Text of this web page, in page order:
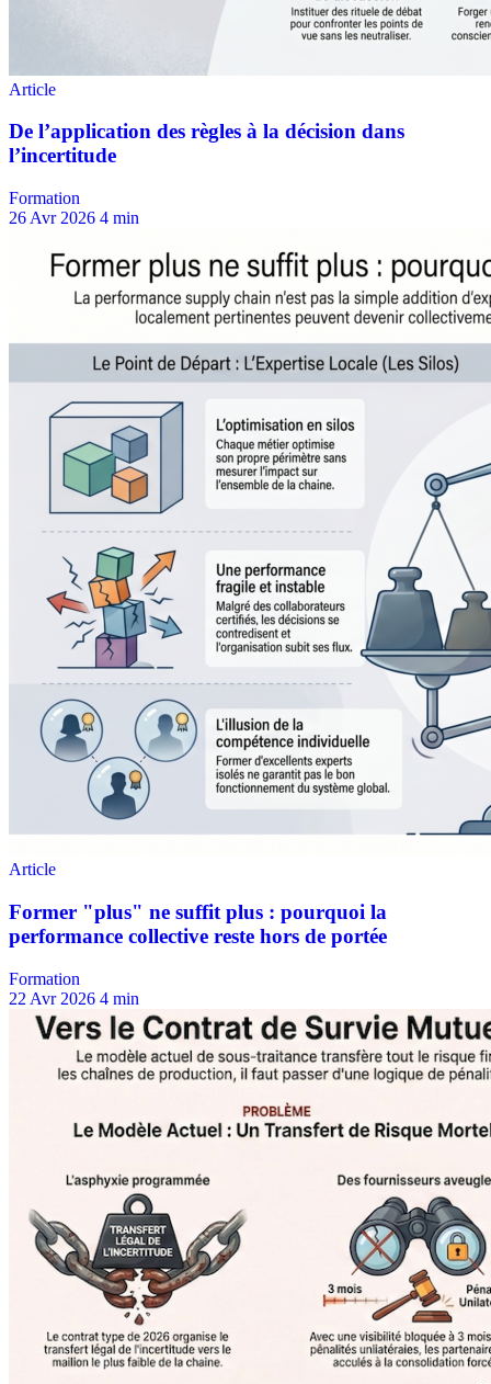
Formation
26 Avr 2026 4 min
Formation
22 Avr 2026 4 min